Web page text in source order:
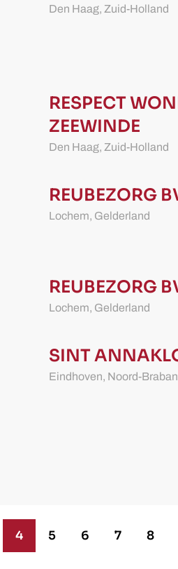
Den Haag, Zuid-Holland
RESPECT
ZEEWINDE
Den Haag, Zuid-Holland
REUBEZORG
Lochem, Gelderland
REUBEZORG
Lochem, Gelderland
SINT
Eindhoven, Noord-
4 5 6 7 8